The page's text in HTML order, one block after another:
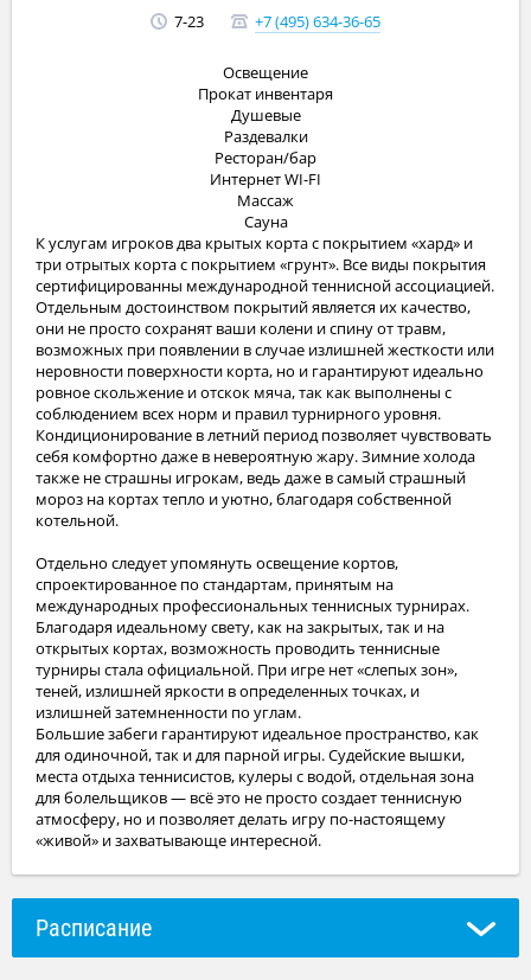
7-23
+7 (495) 634-36-65
Освещение
Прокат инвентаря
Душевые
Раздевалки
Ресторан/бар
Интернет WI-FI
Массаж
Сауна
К услугам игроков два крытых корта с покрытием «хард» и
три отрытых корта с покрытием «грунт». Все виды покрытия
сертифицированны международной теннисной ассоциацией.
Отдельным достоинством покрытий является их качество,
они не просто сохранят ваши колени и спину от травм,
возможных при появлении в случае излишней жесткости или
неровности поверхности корта, но и гарантируют идеально
ровное скольжение и отскок мяча, так как выполнены с
соблюдением всех норм и правил турнирного уровня.
Кондиционирование в летний период позволяет чувствовать
себя комфортно даже в невероятную жару. Зимние холода
также не страшны игрокам, ведь даже в самый страшный
мороз на кортах тепло и уютно, благодаря собственной
котельной.
Отдельно следует упомянуть освещение кортов,
спроектированное по стандартам, принятым на
международных профессиональных теннисных турнирах.
Благодаря идеальному свету, как на закрытых, так и на
открытых кортах, возможность проводить теннисные
турниры стала официальной. При игре нет «слепых зон»,
теней, излишней яркости в определенных точках, и
излишней затемненности по углам.
Большие забеги гарантируют идеальное пространство, как
для одиночной, так и для парной игры. Судейские вышки,
места отдыха теннисистов, кулеры с водой, отдельная зона
для болельщиков — всё это не просто создает теннисную
атмосферу, но и позволяет делать игру по-настоящему
Расписание